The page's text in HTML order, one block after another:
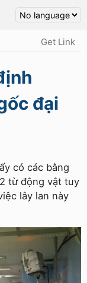
Get Link
đại
có các bằng
từ động vật tuy
lây lan này